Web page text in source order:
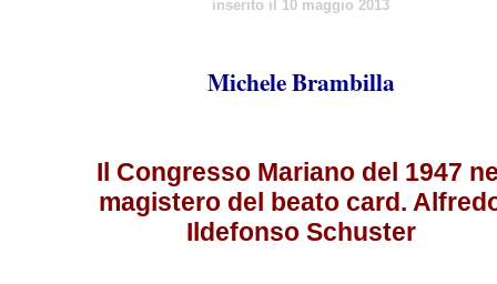
inserito il 10 maggio 2013
Michele Brambilla
Il Congresso Mariano del 1947
magistero del beato card.
Ildefonso Schuster